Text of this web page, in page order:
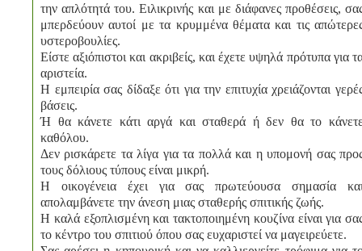
την απλότητά του. Ειλικρινής και με διάφανες προθέσεις,
μπερδεύουν αυτοί με τα κρυμμένα θέματα και τις
υστεροβουλίες.
Είστε αξιόπιστοι και ακριβείς, και έχετε υψηλά πρότυπα για
αριστεία.
Η εμπειρία σας δίδαξε ότι για την επιτυχία χρειάζονται
βάσεις.
Ή θα κάνετε κάτι αργά και σταθερά ή δεν θα το
καθόλου.
Δεν ρισκάρετε τα λίγα για τα πολλά και η υπομονή σας
τους δόλιους τύπους είναι μικρή.
Η οικογένεια έχει για σας πρωτεύουσα σημασία
απολαμβάνετε την άνεση μιας σταθερής σπιτικής ζωής.
Η καλά εξοπλισμένη και τακτοποιημένη κουζίνα είναι για
το κέντρο του σπιτιού όπου σας ευχαριστεί να μαγειρεύετε.